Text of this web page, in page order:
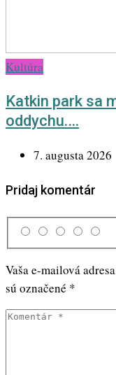
Kultúra
Katkin park sa
oddychu.…
7. augusta 2026
Pridaj komentár
Vaša e-mailová
sú označené *